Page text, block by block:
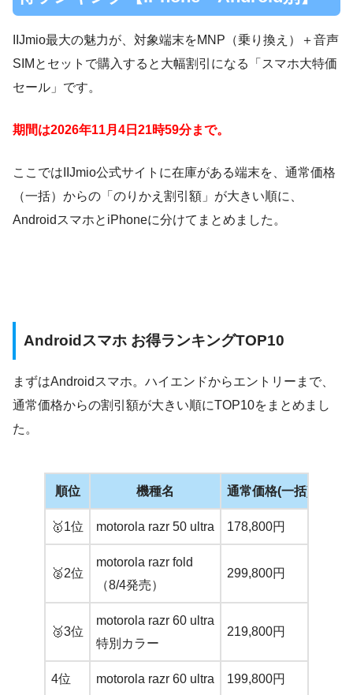
IIJmio最大の魅力が、対象端末をMNP（乗り換え）＋音声
SIMとセットで購入すると大幅割引になる「スマホ大特価
セール」です。
期間は2026年11月4日21時59分まで。
ここではIIJmio公式サイトに在庫がある端末を、通常価格
（一括）からの「のりかえ割引額」が大きい順に、
AndroidスマホとiPhoneに分けてまとめました。
Androidスマホ お得ランキングTOP10
まずはAndroidスマホ。ハイエンドからエントリーまで、
通常価格からの割引額が大きい順にTOP10をまとめまし
た。
順位 機種名 通常価格(一括)
🥇1位 motorola razr 50 ultra 178,800円
🥈2位
motorola razr fold
（8/4発売）
299,800円
🥉3位
motorola razr 60 ultra
特別カラー
219,800円
4位 motorola razr 60 ultra 199,800円